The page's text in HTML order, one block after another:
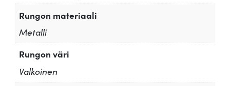
Rungon materiaali
Metalli
Rungon väri
Valkoinen